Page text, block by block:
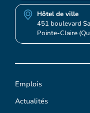
Emplois
Actualités
Hôtel de ville
451 boulevard
Pointe-Claire